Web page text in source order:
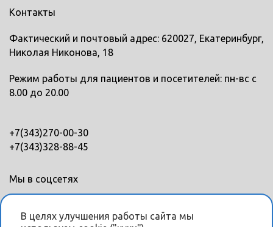
В целях улучшения работы сайта мы
Контакты
Фактический и почтовый адрес: 620027, Екатеринбург,
Николая Никонова, 18
Режим работы для пациентов и посетителей: пн-вс с
8.00 до 20.00
+7(343)270-00-30
+7(343)328-88-45
Мы в соцсетях